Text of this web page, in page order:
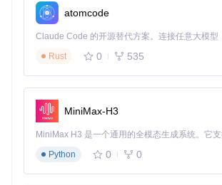
直播标题自定义功能让主播能够根据直播内
球的标题，增加直播间的吸引力。分区智能
内容自动匹配合适的直播分区，提高直播间
重复设置。
开。
环境部署与工具启动全攻略
atomcode
Rust
0 535
MiniMax-H3
Python
0 0